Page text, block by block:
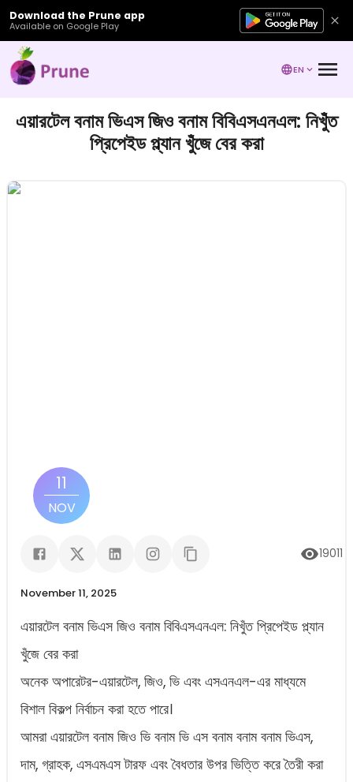
Download the Prune app
Available on Google Play
EN
এয়ারটেল বনাম ভিএস জিও বনাম বিবিএসএনএল: নিখুঁত
প্রিপেইড প্ল্যান খুঁজে বের করা
11
NOV
19011
November 11, 2025
এয়ারটেল বনাম ভিএস জিও বনাম বিবিএসএনএল: নিখুঁত প্রিপেইড প্ল্যান
খুঁজে বের করা
অনেক অপারেটর-এয়ারটেল, জিও, ভি এবং এসএনএল-এর মাধ্যমে
বিশাল বিকল্প নির্বাচন করা হতে পারে।
আমরা এয়ারটেল বনাম জিও ভি বনাম ভি এস বনাম বনাম বনাম ভিএস,
দাম, গ্রাহক, এসএমএস টারফ এবং বৈধতার উপর ভিত্তি করে তৈরী করা